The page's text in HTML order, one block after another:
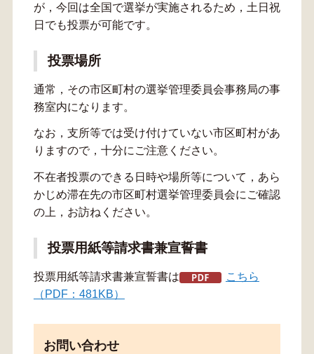
が，今回は全国で選挙が実施されるため，土日祝
日でも投票が可能です。
投票場所
通常，その市区町村の選挙管理委員会事務局の事
務室内になります。
なお，支所等では受け付けていない市区町村があ
りますので，十分にご注意ください。
不在者投票のできる日時や場所等について，あら
かじめ滞在先の市区町村選挙管理委員会にご確認
の上，お訪ねください。
投票用紙等請求書兼宣誓書
投票用紙等請求書兼宣誓書は
こちら
（PDF：481KB）
お問い合わせ